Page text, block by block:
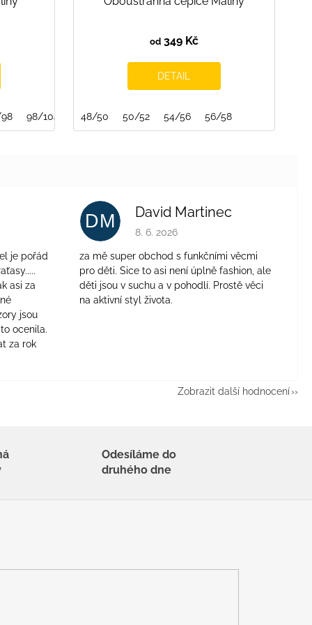
98/104 104/110 110/116 116/122 122/128
od 349 Kč
DETAIL
48/50 50/52 54/56 56/58
4 z 5 hvězdiček.
je pořád
asi za
jsou
ocenila.
za rok
DM David Martinec
Hodnocení obchodu je 5 z 5 hvězdiček.
8. 6. 2026
za mě super obchod s funkčními věcmi
pro děti. Sice to asi není úplně fashion, ale
děti jsou v suchu a v pohodlí. Prostě věci
na aktivní styl života.
Zobrazit další hodnocení
Odesíláme do
druhého dne